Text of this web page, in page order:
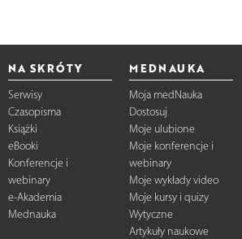
NA SKRÓTY
Serwisy
Czasopisma
Książki
eBooki
Konferencje i
webinary
e-Akademia
Mednauka
MEDNAUKA
Moja medNauka
Dostosuj
Moje ulubione
Moje konferencje i
webinary
Moje wykłady video
Moje kursy i quizy
Wytyczne
Artykuły naukowe